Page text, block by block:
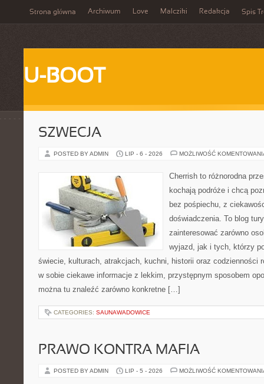
Strona główna Archiwum Love Malcziki Redakcja Spis
U-BOOT
SZWECJA
POSTED BY ADMIN LIP - 6 - 2026 MOŻLIWOŚĆ
Cherrish to różnorodna
kochają podróże i chcą
bez pośpiechu, z
doświadczenia. To blog
zainteresować zarówno
wyjazd, jak i tych, którzy
świecie, kulturach, atrakcjach, kuchni, historii oraz codzienności
w sobie ciekawe informacje z lekkim, przystępnym sposobem
można tu znaleźć zarówno konkretne […]
CATEGORIES: SAUNAWADOWICE
PRAWO KONTRA MAFIA
POSTED BY ADMIN LIP - 5 - 2026 MOŻLIWOŚĆ